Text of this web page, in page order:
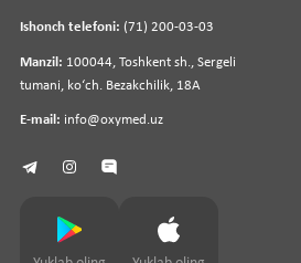
Ishonch telefoni: (71) 200-03-03
Manzil: 100044, Toshkent sh., Sergeli
tumani, koʻch. Bezakchilik, 18A
E-mail: info@oxymed.uz